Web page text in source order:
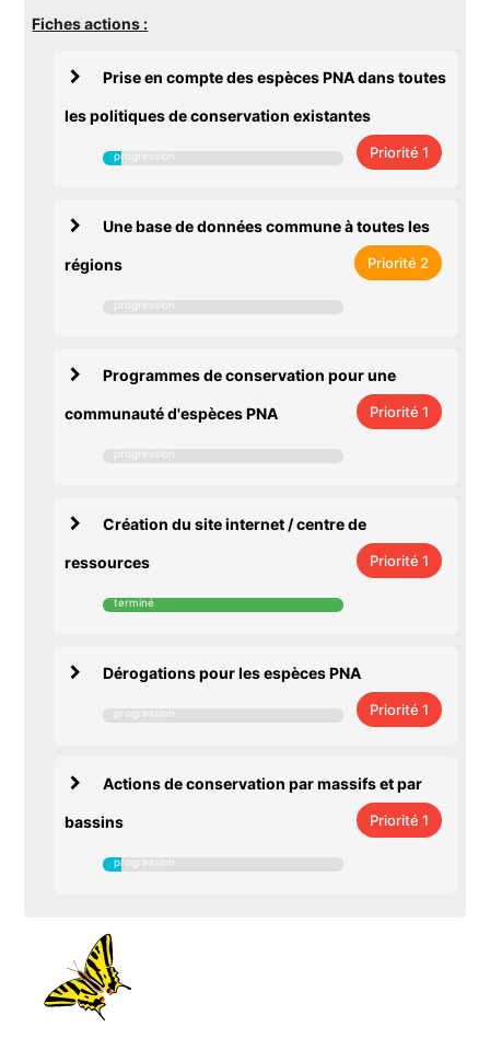
Fiches actions :
Prise en compte des espèces PNA dans toutes
les politiques de conservation existantes
Priorité 1
Une base de données commune à toutes les
régions Priorité 2
Programmes de conservation pour une
communauté d'espèces PNA Priorité 1
Création du site internet / centre de
ressources Priorité 1
Dérogations pour les espèces PNA
Priorité 1
Actions de conservation par massifs et par
bassins Priorité 1